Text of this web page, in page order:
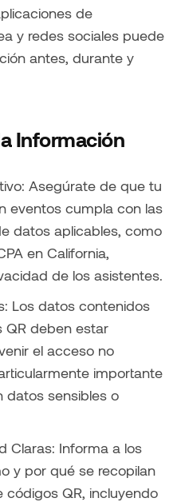
de
y redes sociales puede
antes, durante y
Información
Asegúrate de que tu
eventos cumpla con las
datos aplicables, como
en California,
de los asistentes.
Los datos contenidos
QR deben estar
el acceso no
importante
datos sensibles o
Claras: Informa a los
y por qué se recopilan
QR, incluyendo